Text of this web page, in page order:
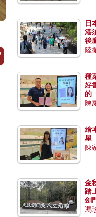
Copy
Link
日
港
後
陸
種
好
的
種
陳
繪
星
陳
金
踏
劍
馮